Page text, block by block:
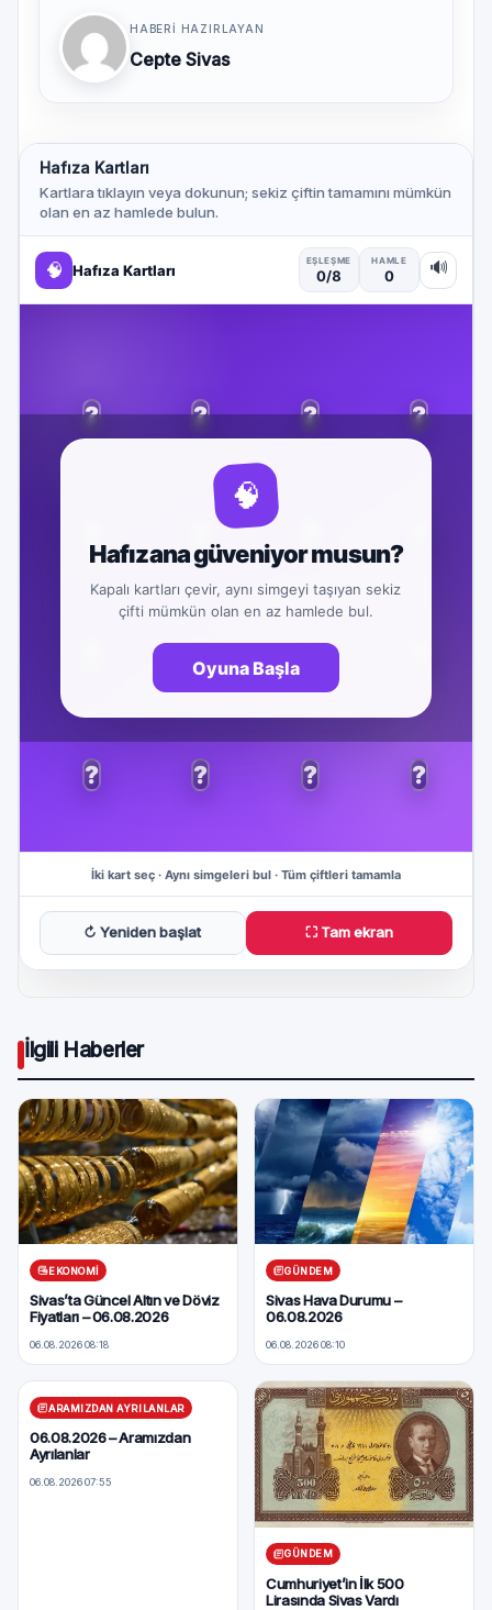
HABERI HAZIRLAYAN
Cepte Sivas
Hafıza Kartları
Kartlara tıklayın veya dokunun; sekiz çiftin tamamını mümkün
olan en az hamlede bulun.
↻ Yeniden başlat ⛶ Tam ekran
İlgili Haberler
EKONOMI
Sivas’ta Güncel Altın ve Döviz
Fiyatları – 06.08.2026
06.08.2026 08:18
GÜNDEM
Sivas Hava Durumu –
06.08.2026
06.08.2026 08:10
ARAMIZDAN AYRILANLAR
06.08.2026 – Aramızdan
Ayrılanlar
06.08.2026 07:55
GÜNDEM
Cumhuriyet’in İlk 500
Lirasında Sivas Vardı